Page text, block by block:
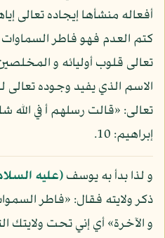
أفعاله منشأها إيجاده تعالى
كتم العدم فهو فاطر السماوات
تعالى قلوب أوليائه و
الاسم الذي يفيد وجوده تعالى
تعالى: «قالت رسلهم أ في
إبراهيم: 10.
و لذا بدأ به يوسف(عليه
ذكر ولايته فقال: «فاطر
و الآخرة» أي إني تحت ولايتك